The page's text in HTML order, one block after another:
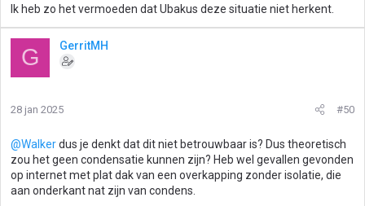
Ik heb zo het vermoeden dat Ubakus deze situatie niet herkent.
G GerritMH
28 jan 2025 #50
@Walkerdus je denkt dat dit niet betrouwbaar is? Dus theoretisch
zou het geen condensatie kunnen zijn? Heb wel gevallen gevonden
op internet met plat dak van een overkapping zonder isolatie, die
aan onderkant nat zijn van condens.